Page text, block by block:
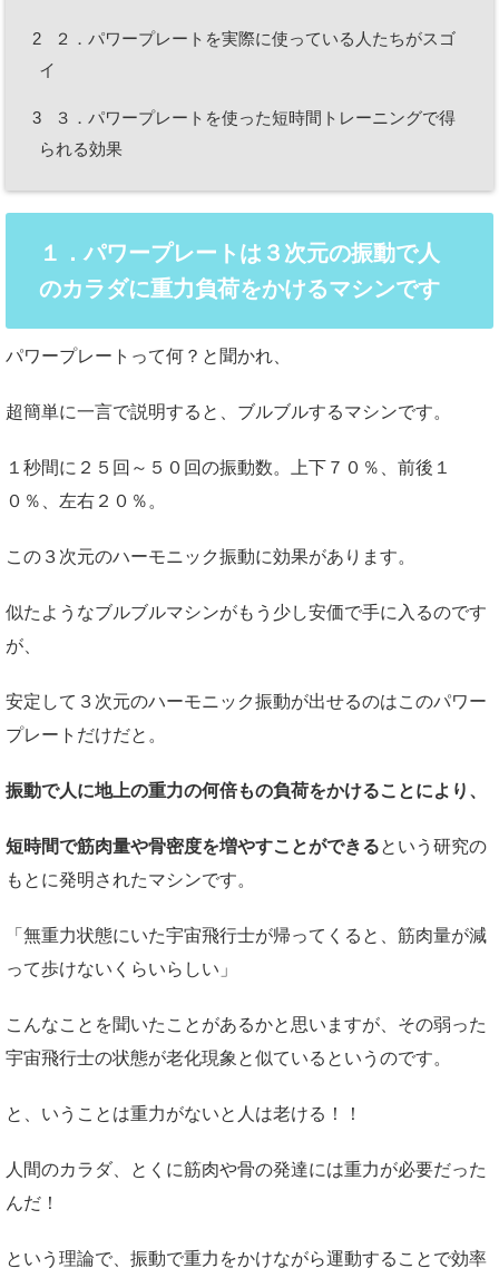
2
２．パワープレートを実際に使っている人たちがスゴ
イ
3
３．パワープレートを使った短時間トレーニングで得
られる効果
１．パワープレートは３次元の振動で人
のカラダに重力負荷をかけるマシンです
パワープレートって何？と聞かれ、
超簡単に一言で説明すると、ブルブルするマシンです。
１秒間に２５回～５０回の振動数。上下７０％、前後１
０％、左右２０％。
この３次元のハーモニック振動に効果があります。
似たようなブルブルマシンがもう少し安価で手に入るのです
が、
安定して３次元のハーモニック振動が出せるのはこのパワー
プレートだけだと。
振動で人に地上の重力の何倍もの負荷をかけることにより、
短時間で筋肉量や骨密度を増やすことができるという研究の
もとに発明されたマシンです。
「無重力状態にいた宇宙飛行士が帰ってくると、筋肉量が減
って歩けないくらいらしい」
こんなことを聞いたことがあるかと思いますが、その弱った
宇宙飛行士の状態が老化現象と似ているというのです。
と、いうことは重力がないと人は老ける！！
人間のカラダ、とくに筋肉や骨の発達には重力が必要だった
んだ！
という理論で、振動で重力をかけながら運動することで効率